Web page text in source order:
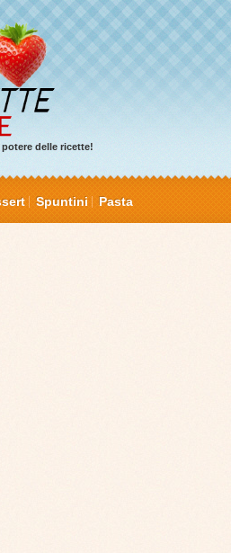
potere delle ricette!
Spuntini Pasta